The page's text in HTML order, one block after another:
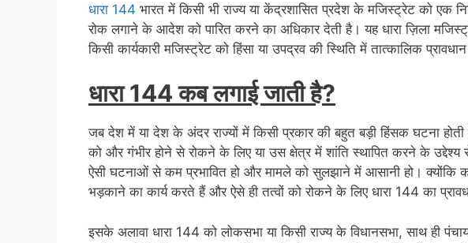
धारा 144 भारत में किसी भी राज्य या केंद्रशासित प्रदेश के मजिस्ट्रेट को एक
रोक लगाने के आदेश को पारित करने का अधिकार देती है। यह धारा ज़िला
किसी कार्यकारी मजिस्ट्रेट को हिंसा या उपद्रव की स्थिति में तात्कालिक
धारा 144 कब लगाई जाती है?
जब देश में या देश के अंदर राज्यों में किसी प्रकार की बहुत बड़ी हिंसक घटना होती
को और गंभीर होने से रोकने के लिए या उस क्षेत्र में शांति स्थापित करने के उद्देश्य
ऐसी घटनाओं से कम प्रभावित हो और मामले को सुलझाने में आसानी हो।
भड़काने का कार्य करते हैं और ऐसे ही तत्वों को रोकने के लिए धारा 144 का
इसके अलावा धारा 144 को लोकसभा या किसी राज्य के विधानसभा, साथ ही